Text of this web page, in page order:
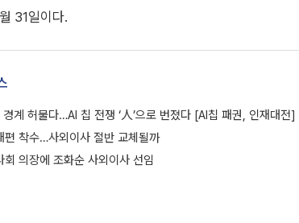
31일이다.
계 허물다…AI 칩 전쟁 ‘人’으로 번졌다 [AI칩 패권, 인재대전]
편 착수…사외이사 절반 교체될까
의장에 조화순 사외이사 선임